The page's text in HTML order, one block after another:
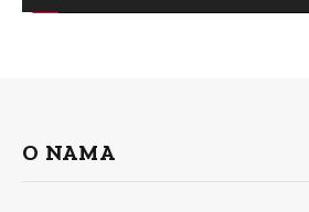
O NAMA